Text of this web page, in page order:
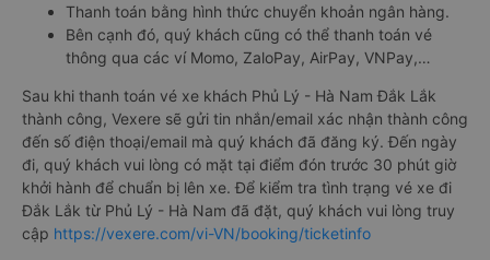
Thanh toán bằng hình thức chuyển khoản ngân hàng.
Bên cạnh đó, quý khách cũng có thể thanh toán vé
thông qua các ví Momo, ZaloPay, AirPay, VNPay,…
Sau khi thanh toán vé xe khách Phủ Lý - Hà Nam Đắk Lắk
thành công, Vexere sẽ gửi tin nhắn/email xác nhận thành công
đến số điện thoại/email mà quý khách đã đăng ký. Đến ngày
đi, quý khách vui lòng có mặt tại điểm đón trước 30 phút giờ
khởi hành để chuẩn bị lên xe. Để kiểm tra tình trạng vé xe đi
Đắk Lắk từ Phủ Lý - Hà Nam đã đặt, quý khách vui lòng truy
cập https://vexere.com/vi-VN/booking/ticketinfo